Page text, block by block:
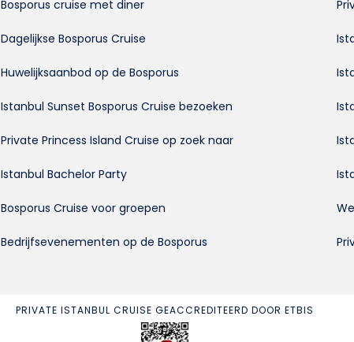
Bosporus cruise met diner
Dagelijkse Bosporus Cruise
Huwelijksaanbod op de Bosporus
Istanbul Sunset Bosporus Cruise bezoeken
Private Princess Island Cruise op zoek naar
Istanbul Bachelor Party
Bosporus Cruise voor groepen
Bedrijfsevenementen op de Bosporus
PRIVATE ISTANBUL CRUISE GEACCREDITEERD DOOR ETBIS